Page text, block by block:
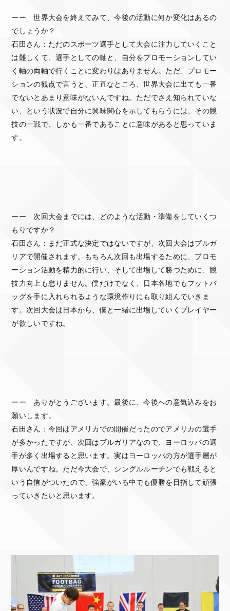
ーー 世界大会を終えてみて、今後の活動に何か変化はあるの
でしょうか？
石田さん：ただのスポーツ選手として大会に注力していくこと
は難しくて、選手としての軸と、自分をプロモーションしてい
く軸の両軸で行くことに変わりはありません。ただ、プロモー
ションの観点で言うと、正直なところ、世界大会に出ても一番
でないとあまり意味がないんですね。ただでさえ知られていな
い、という状況で自分に興味関心を示してもらうには、その競
技の一戦で、しかも一番であることに意味があると思っていま
す。
ーー 次回大会までには、どのような活動・準備をしていくつ
もりですか？
石田さん：まだ正式な決定ではないですが、次回大会はブルガ
リアで開催されます。もちろん次回も出場するために、プロモ
ーション活動を精力的に行い、そして出場して勝つために、競
技力向上も怠りません。僕だけでなく、日本各地でもフットバ
ッグを手に入れられるような環境作りにも取り組んでいきま
す。次回大会は日本から、僕と一緒に出場していくプレイヤー
が欲しいですね。
ーー ありがとうございます。最後に、今後への意気込みをお
願いします。
石田さん：今回はアメリカでの開催だったのでアメリカの選手
が多かったですが、次回はブルガリアなので、ヨーロッパの選
手が多く出場すると思います。実はヨーロッパの方が選手層が
厚いんですね。ただ今大会で、シングルルーチンでも戦えると
いう自信がついたので、強豪がいる中でも優勝を目指して頑張
っていきたいと思います。